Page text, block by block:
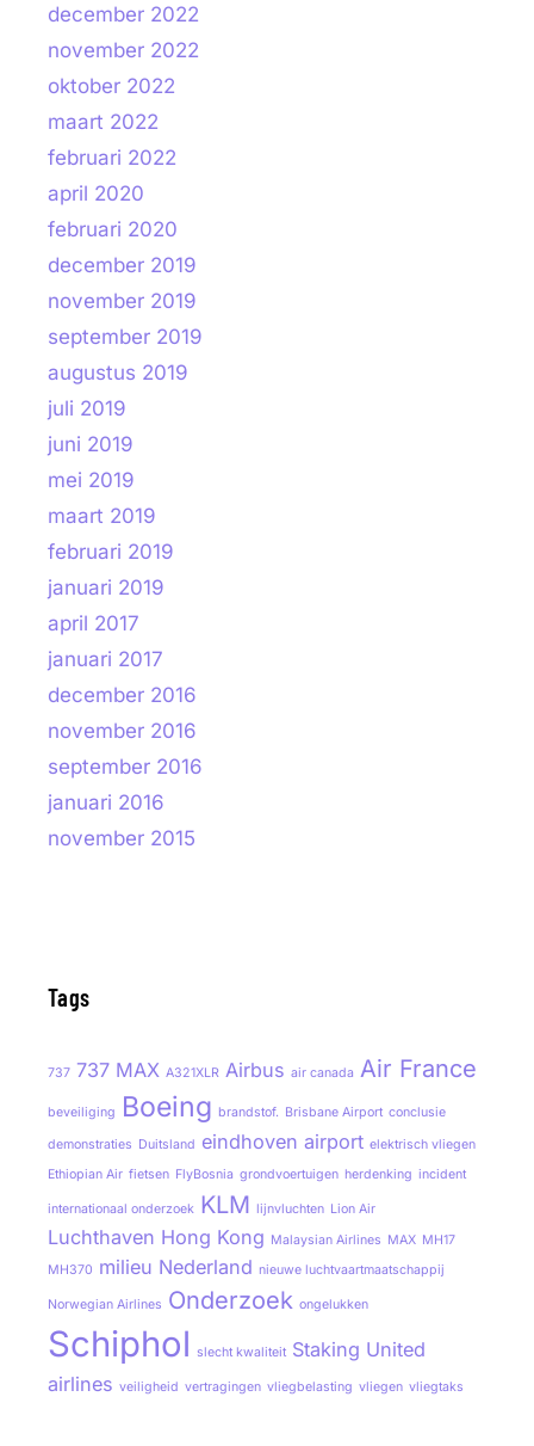
december 2022
november 2022
oktober 2022
maart 2022
februari 2022
april 2020
februari 2020
december 2019
november 2019
september 2019
augustus 2019
juli 2019
juni 2019
mei 2019
maart 2019
februari 2019
januari 2019
april 2017
januari 2017
december 2016
november 2016
september 2016
januari 2016
november 2015
Tags
737 737 MAX A321XLR Airbus air canada Air France
beveiliging Boeing brandstof. Brisbane Airport conclusie
demonstraties Duitsland eindhoven airport elektrisch vliegen
Ethiopian Air fietsen FlyBosnia grondvoertuigen herdenking incident
internationaal onderzoek KLM lijnvluchten Lion Air
Luchthaven Hong Kong Malaysian Airlines MAX MH17
MH370 milieu Nederland nieuwe luchtvaartmaatschappij
Norwegian Airlines Onderzoek ongelukken
Schiphol slecht kwaliteit Staking United
airlines veiligheid vertragingen vliegbelasting vliegen vliegtaks